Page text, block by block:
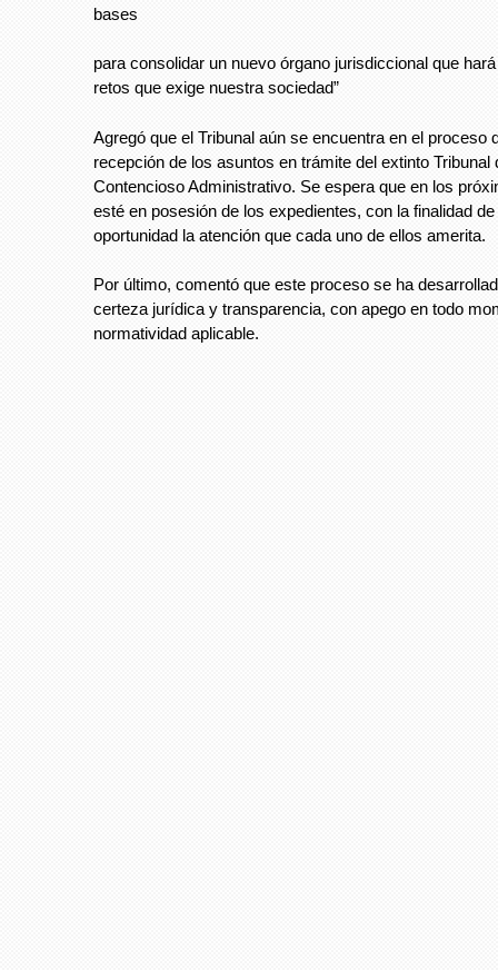
bases
para consolidar un nuevo órgano jurisdiccional que
retos que exige nuestra sociedad”
Agregó que el Tribunal aún se encuentra en el proceso
recepción de los asuntos en trámite del extinto Tribunal
Contencioso Administrativo. Se espera que en los
esté en posesión de los expedientes, con la finalidad
oportunidad la atención que cada uno de ellos amerita.
Por último, comentó que este proceso se ha
certeza jurídica y transparencia, con apego en todo
normatividad aplicable.